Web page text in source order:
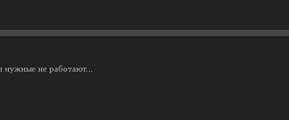
не работают...